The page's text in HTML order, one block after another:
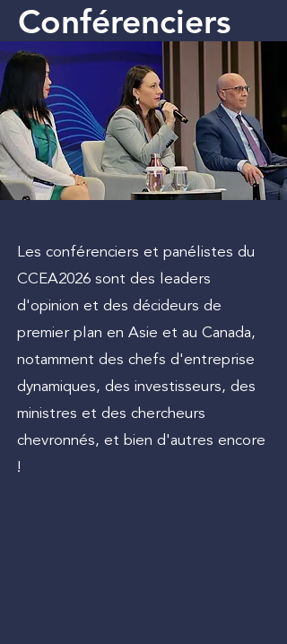
Conférenciers
Les conférenciers et panélistes du
CCEA2026 sont des leaders
d'opinion et des décideurs de
premier plan en Asie et au Canada,
notamment des chefs d'entreprise
dynamiques, des investisseurs, des
ministres et des chercheurs
chevronnés, et bien d'autres encore
!